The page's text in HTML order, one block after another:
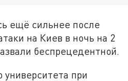
ещё сильнее после
на Киев в ночь на 2
беспрецедентной.
при